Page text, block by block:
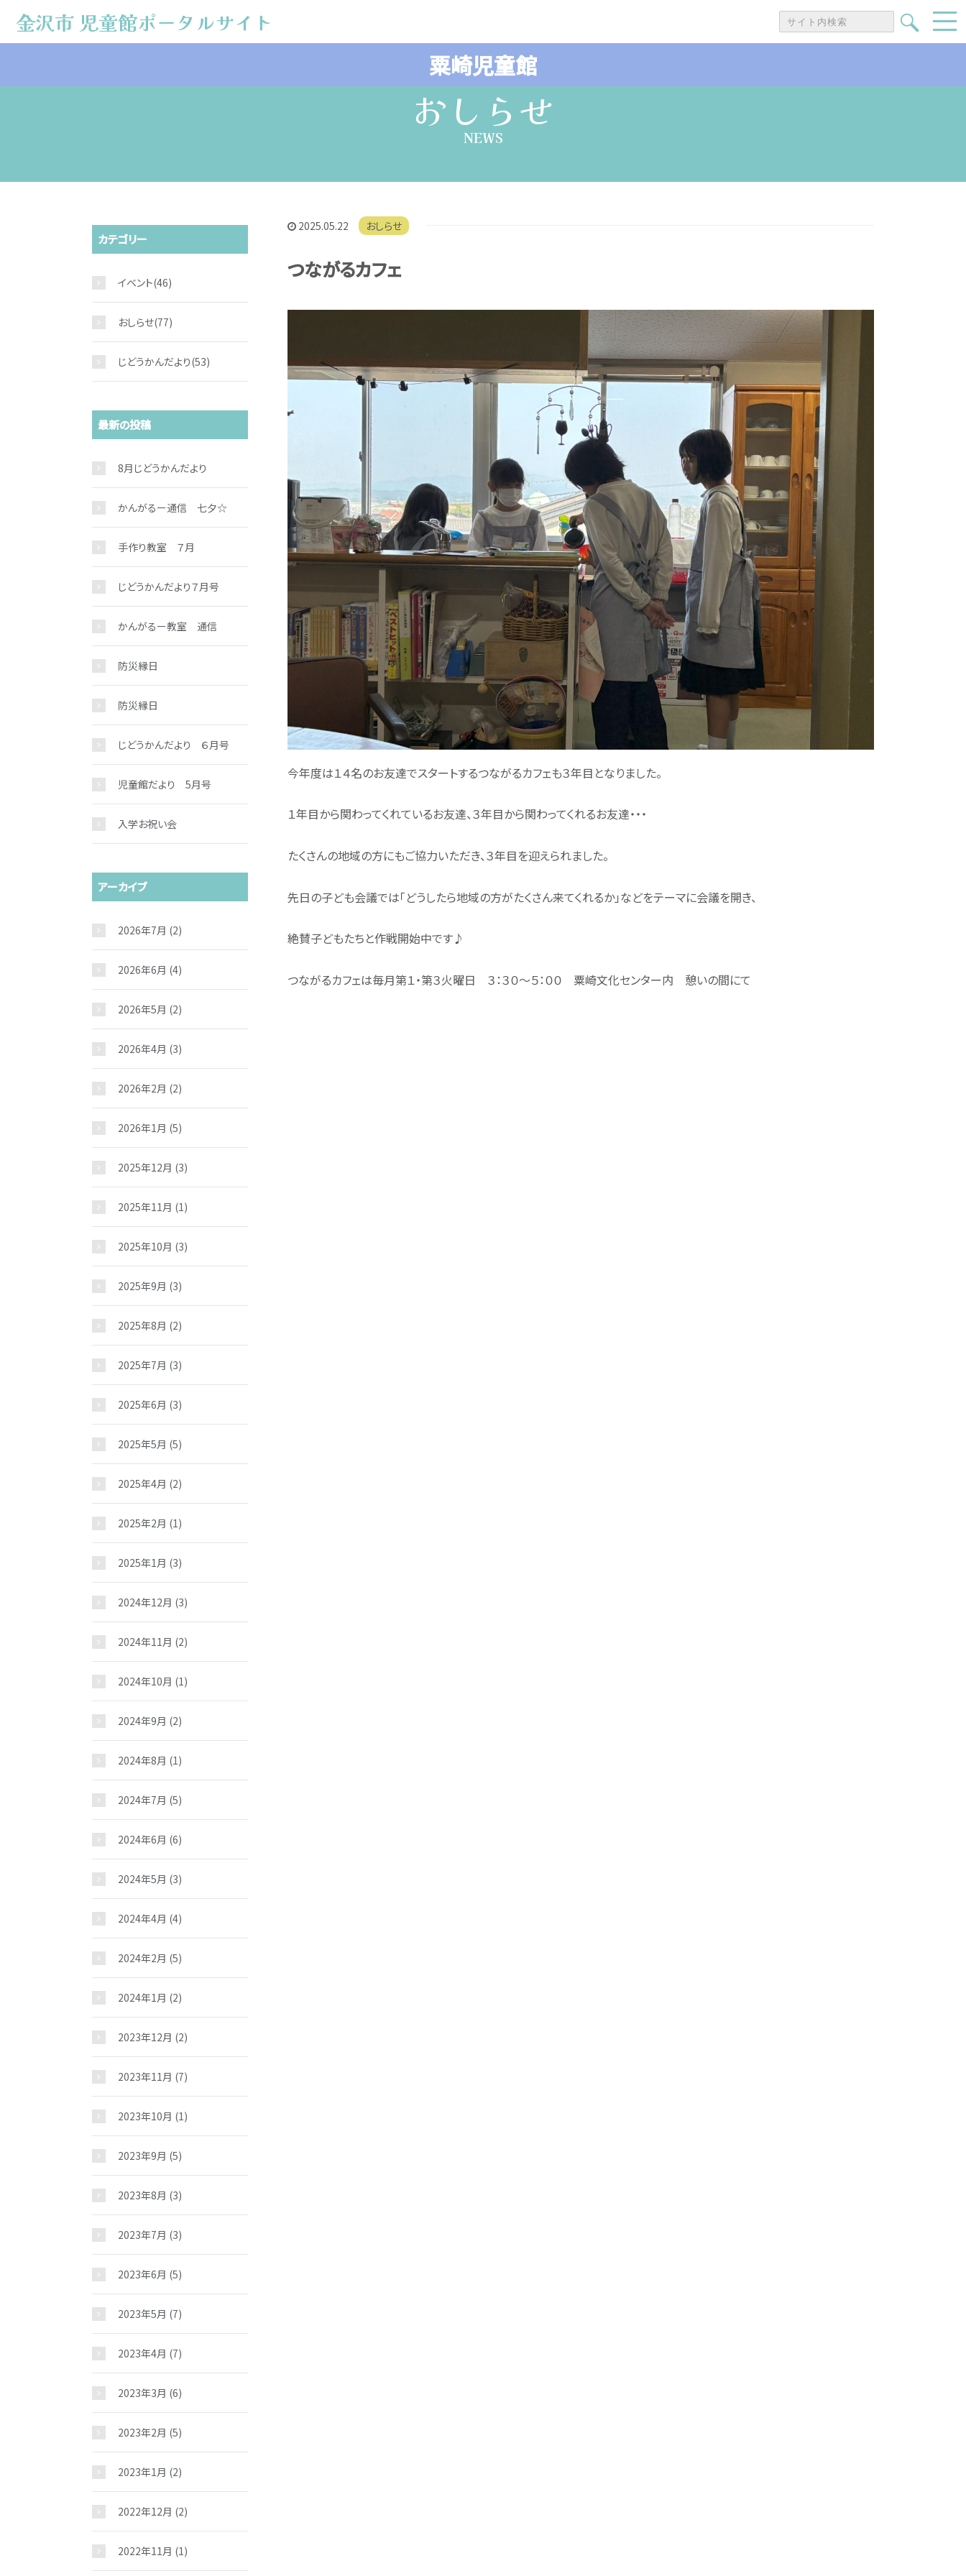
金沢市 児童館ポータルサイト
金沢市 児童館ポータルサイト
おしらせ
NEWS
2025.05.22 おしらせ
つながるカフェ
今年度は１４名のお友達でスタートするつながるカフェも３年目となりました。
１年目から関わってくれているお友達、３年目から関わってくれるお友達・・・
たくさんの地域の方にもご協力いただき、３年目を迎えられました。
先日の子ども会議では「どうしたら地域の方がたくさん来てくれるか」などをテーマに会議を開き、
絶賛子どもたちと作戦開始中です♪
つながるカフェは毎月第１・第３火曜日 ３：３０～５：００ 粟崎文化センター内 憩いの間にて
カテゴリー
イベント(46)
おしらせ(77)
じどうかんだより(53)
最新の投稿
8月じどうかんだより
かんがるー通信 七夕☆
手作り教室 ７月
じどうかんだより７月号
かんがるー教室 通信
防災縁日
防災縁日
じどうかんだより ６月号
児童館だより 5月号
入学お祝い会
アーカイブ
2026年7月 (2)
2026年6月 (4)
2026年5月 (2)
2026年4月 (3)
2026年2月 (2)
2026年1月 (5)
2025年12月 (3)
2025年11月 (1)
2025年10月 (3)
2025年9月 (3)
2025年8月 (2)
2025年7月 (3)
2025年6月 (3)
2025年5月 (5)
2025年4月 (2)
2025年2月 (1)
2025年1月 (3)
2024年12月 (3)
2024年11月 (2)
2024年10月 (1)
2024年9月 (2)
2024年8月 (1)
2024年7月 (5)
2024年6月 (6)
2024年5月 (3)
2024年4月 (4)
2024年2月 (5)
2024年1月 (2)
2023年12月 (2)
2023年11月 (7)
2023年10月 (1)
2023年9月 (5)
2023年8月 (3)
2023年7月 (3)
2023年6月 (5)
2023年5月 (7)
2023年4月 (7)
2023年3月 (6)
2023年2月 (5)
2023年1月 (2)
2022年12月 (2)
2022年11月 (1)
粟崎児童館